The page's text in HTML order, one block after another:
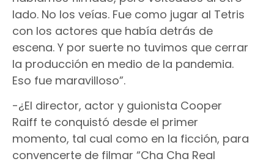
lado. No los veías. Fue como jugar al Tetris
con los actores que había detrás de
escena. Y por suerte no tuvimos que cerrar
la producción en medio de la pandemia.
Eso fue maravilloso”.
-¿El director, actor y guionista Cooper
Raiff te conquistó desde el primer
momento, tal cual como en la ficción, para
convencerte de filmar “Cha Cha Real